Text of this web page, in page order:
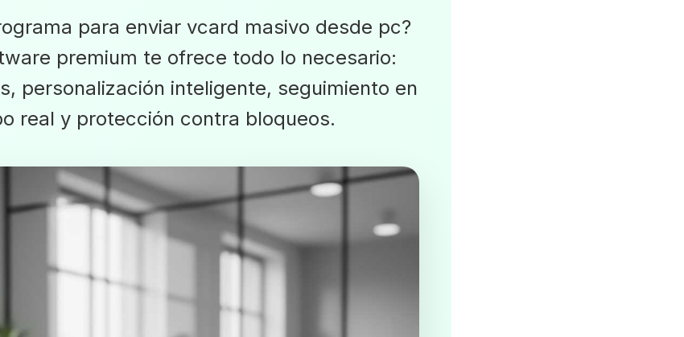
para enviar vcard masivo desde pc?
premium te ofrece todo lo necesario:
personalización inteligente, seguimiento en
real y protección contra bloqueos.